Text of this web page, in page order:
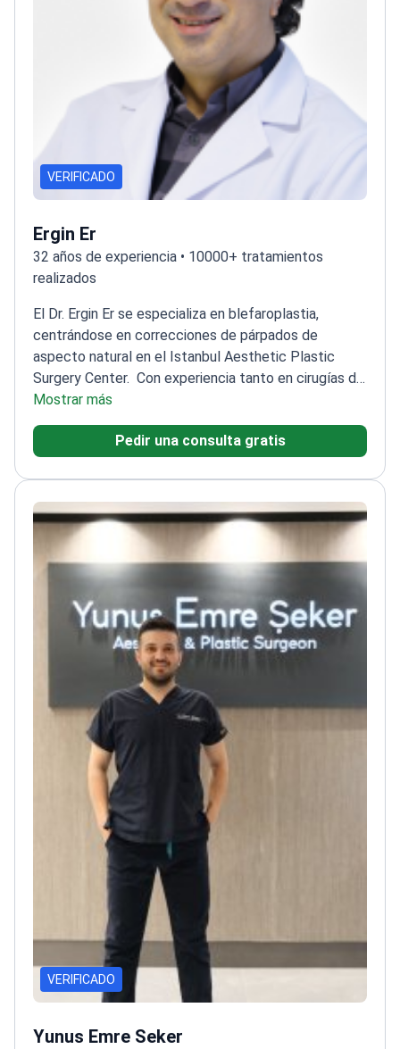
VERIFICADO
Ergin Er
32 años de experiencia • 10000+ tratamientos
realizados
El Dr. Ergin Er se especializa en blefaroplastia,
centrándose en correcciones de párpados de
aspecto natural en el Istanbul Aesthetic Plastic
Surgery Center. Con experiencia tanto en cirugías de
párpados funcionales como cosméticas
técnicas precisas para minimizar las cicatrices y
mejorar los resultadosMiembro de la Sociedad Turca
Mostrar más
Pedir una consulta gratis
VERIFICADO
Yunus Emre Seker